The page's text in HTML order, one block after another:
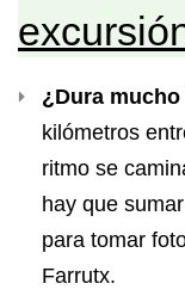
¿Dura
kilómetros
ritmo se
hay que
para tomar
Farrutx.